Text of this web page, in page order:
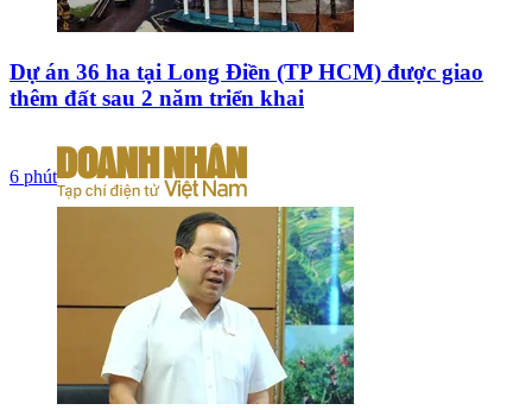
Dự án 36 ha tại Long Điền (TP HCM) được giao
thêm đất sau 2 năm triển khai
6 phút